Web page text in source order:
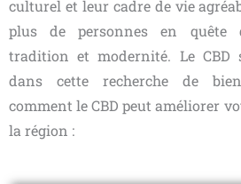
culturel et leur cadre de vie
plus de personnes en quête
tradition et modernité. Le CBD
dans cette recherche de
comment le CBD peut améliorer
la région :